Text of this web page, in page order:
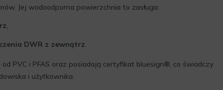
Jej wodoodporna powierzchnia to zasługa:
,
DWR z zewnątrz.
PVC i PFAS oraz posiadają certyfikat bluesign®, co świadczy
i użytkownika.